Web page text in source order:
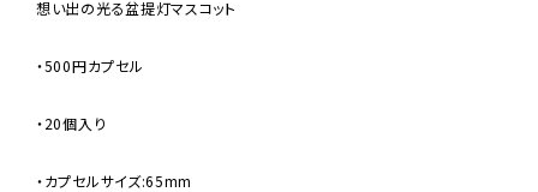
想い出の光る盆提灯マスコット
・500円カプセル
・20個入り
・カプセルサイズ:65mm